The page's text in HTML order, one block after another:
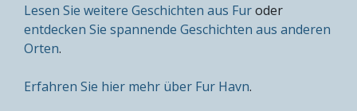
Lesen Sie weitere Geschichten aus Furoder
entdecken Sie spannende Geschichten aus anderen
Orten.
Erfahren Sie hier mehr über Fur Havn.